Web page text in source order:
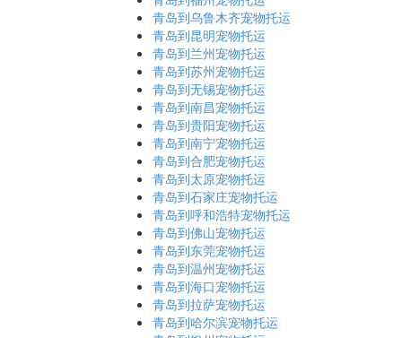
青岛到乌鲁木齐宠物托运
青岛到昆明宠物托运
青岛到兰州宠物托运
青岛到苏州宠物托运
青岛到无锡宠物托运
青岛到南昌宠物托运
青岛到贵阳宠物托运
青岛到南宁宠物托运
青岛到合肥宠物托运
青岛到太原宠物托运
青岛到石家庄宠物托运
青岛到呼和浩特宠物托运
青岛到佛山宠物托运
青岛到东莞宠物托运
青岛到温州宠物托运
青岛到海口宠物托运
青岛到拉萨宠物托运
青岛到哈尔滨宠物托运